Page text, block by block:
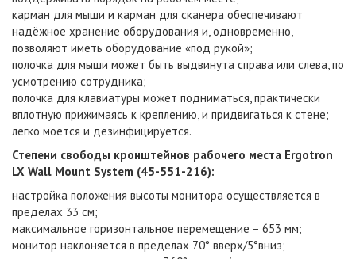
карман для мыши и карман для сканера обеспечивают
надёжное хранение оборудования и, одновременно,
позволяют иметь оборудование «под рукой»;
полочка для мыши может быть выдвинута справа или слева, по
усмотрению сотрудника;
полочка для клавиатуры может подниматься, практически
вплотную прижимаясь к креплению, и придвигаться к стене;
легко моется и дезинфицируется.
Степени свободы кронштейнов рабочего места Ergotron
LX Wall Mount System (45-551-216):
настройка положения высоты монитора осуществляется в
пределах 33 см;
максимальное горизонтальное перемещение – 653 мм;
монитор наклоняется в пределах 70° вверх/5°вниз;